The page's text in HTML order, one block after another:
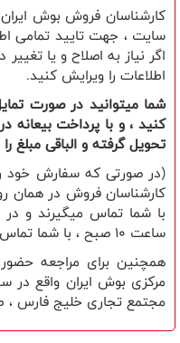
کارشناسان فروش بوش
سایت ، جهت تایید تمامی
اگر نیاز به اصلاح و یا
اطلاعات را ویرایش کنید.
شما میتوانید در صورت
کنید ، و با پرداخت بیعانه
تحویل گرفته و الباقی مبلغ
کارشناسان فروش در همان
با شما تماس میگیرند و
ساعت 10 صبح ، با شما تماس گرفته خواهد شد).
همچنین برای مراجعه
مرکزی بوش ایران واقع در
مجتمع تجاری خلیج فارس ،